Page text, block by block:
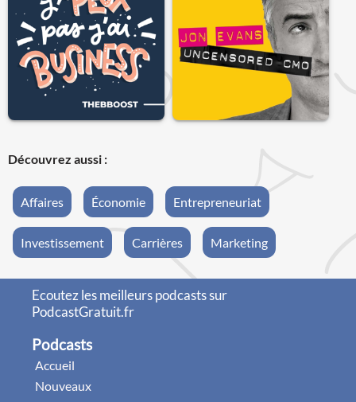
Découvrez aussi :
Affaires Économie Entrepreneuriat
Investissement Carrières Marketing
Ecoutez les meilleurs podcasts sur
PodcastGratuit.fr
Podcasts
Accueil
Nouveaux